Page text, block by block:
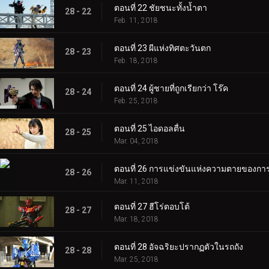
28 - 22 ตอนที่ 22 ชัยชนะทั้งน้ำตา
Feb. 11, 2018
28 - 23 ตอนที่ 23 ผีแห่งทิศตะวันตก
Feb. 18, 2018
28 - 24 ตอนที่ 24 ผู้ชายที่ถูกเรียกว่า โร๊ค
Feb. 25, 2018
28 - 25 ตอนที่ 25 ไอดอลตื่น
Mar. 04, 2018
28 - 26 ตอนที่ 26 การแข่งขันแห่งความตายของกา
Mar. 11, 2018
28 - 27 ตอนที่ 27 ฮีโร่ตอบโต้
Mar. 18, 2018
28 - 28 ตอนที่ 28 อัจฉริยะปรากฏตัวในรถถัง
Mar. 25, 2018